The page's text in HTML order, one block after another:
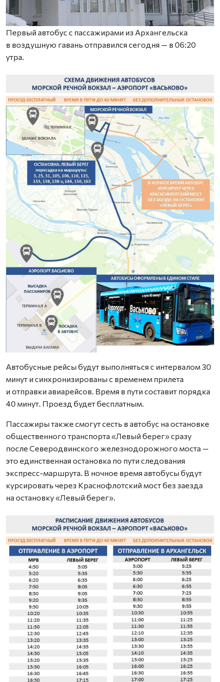
Первый автобус с пассажирами из Архангельска
в воздушную гавань отправился сегодня — в 06:20
утра.
Автобусные рейсы будут выполняться с интервалом 30
минут и синхронизированы с временем прилета
и отправки авиарейсов. Время в пути составит порядка
40 минут. Проезд будет бесплатным.
Пассажиры также смогут сесть в автобус на остановке
общественного транспорта «Левый берег» сразу
после Северодвинского железнодорожного моста —
это единственная остановка по пути следования
экспресс-маршрута. В ночное время автобусы будут
курсировать через Краснофлотский мост без заезда
на остановку «Левый берег».